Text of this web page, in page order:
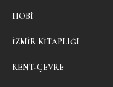
HOBI
İZMIR KITAPLIĞI
KENT-ÇEVRE